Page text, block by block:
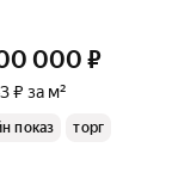
000 ₽
₽ за м²
показ торг